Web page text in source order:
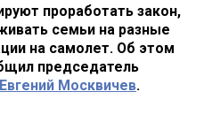
проработать закон,
семьи на разные
на самолет. Об этом
председатель
Евгений Москвичев.